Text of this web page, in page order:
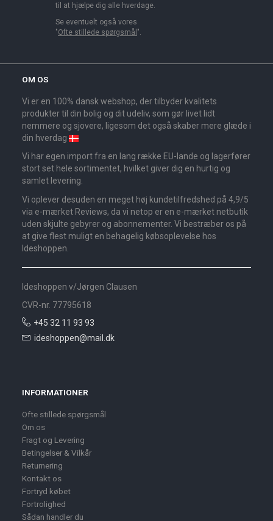
til at hjælpe dig alle hverdage.
Se eventuelt også vores
"Ofte stillede spørgsmål ".
OM OS
Vi er en 100% dansk webshop, der tilbyder kvalitets
produkter til din bolig og dit udeliv, som gør livet lidt
nemmere og sjovere, ligesom det også skaber mere glæde i
din hverdag
Vi har egen import fra en lang række EU-lande og lagerfører
stort set hele sortimentet, hvilket giver dig en hurtig og
samlet levering.
Vi oplever desuden en meget høj kundetilfredshed på 4,9/5
via e-mærket Reviews, da vi netop er en e-mærket netbutik
uden skjulte gebyrer og abonnementer. Vi bestræber os på
at give flest muligt en behagelig købsoplevelse hos
Ideshoppen.
Ideshoppen v/Jørgen Clausen
CVR-nr. 77795618
+45 32 11 93 93
ideshoppen@mail.dk
INFORMATIONER
Ofte stillede spørgsmål
Om os
Fragt og Levering
Betingelser & Vilkår
Returnering
Kontakt os
Fortryd købet
Fortrolighed
Sådan handler du